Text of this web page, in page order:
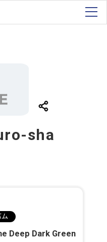
sha
ム
Deep Dark Green